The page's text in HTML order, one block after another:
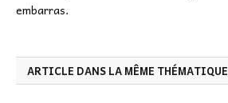
embarras.
ARTICLE DANS LA MÊME THÉMATIQUE